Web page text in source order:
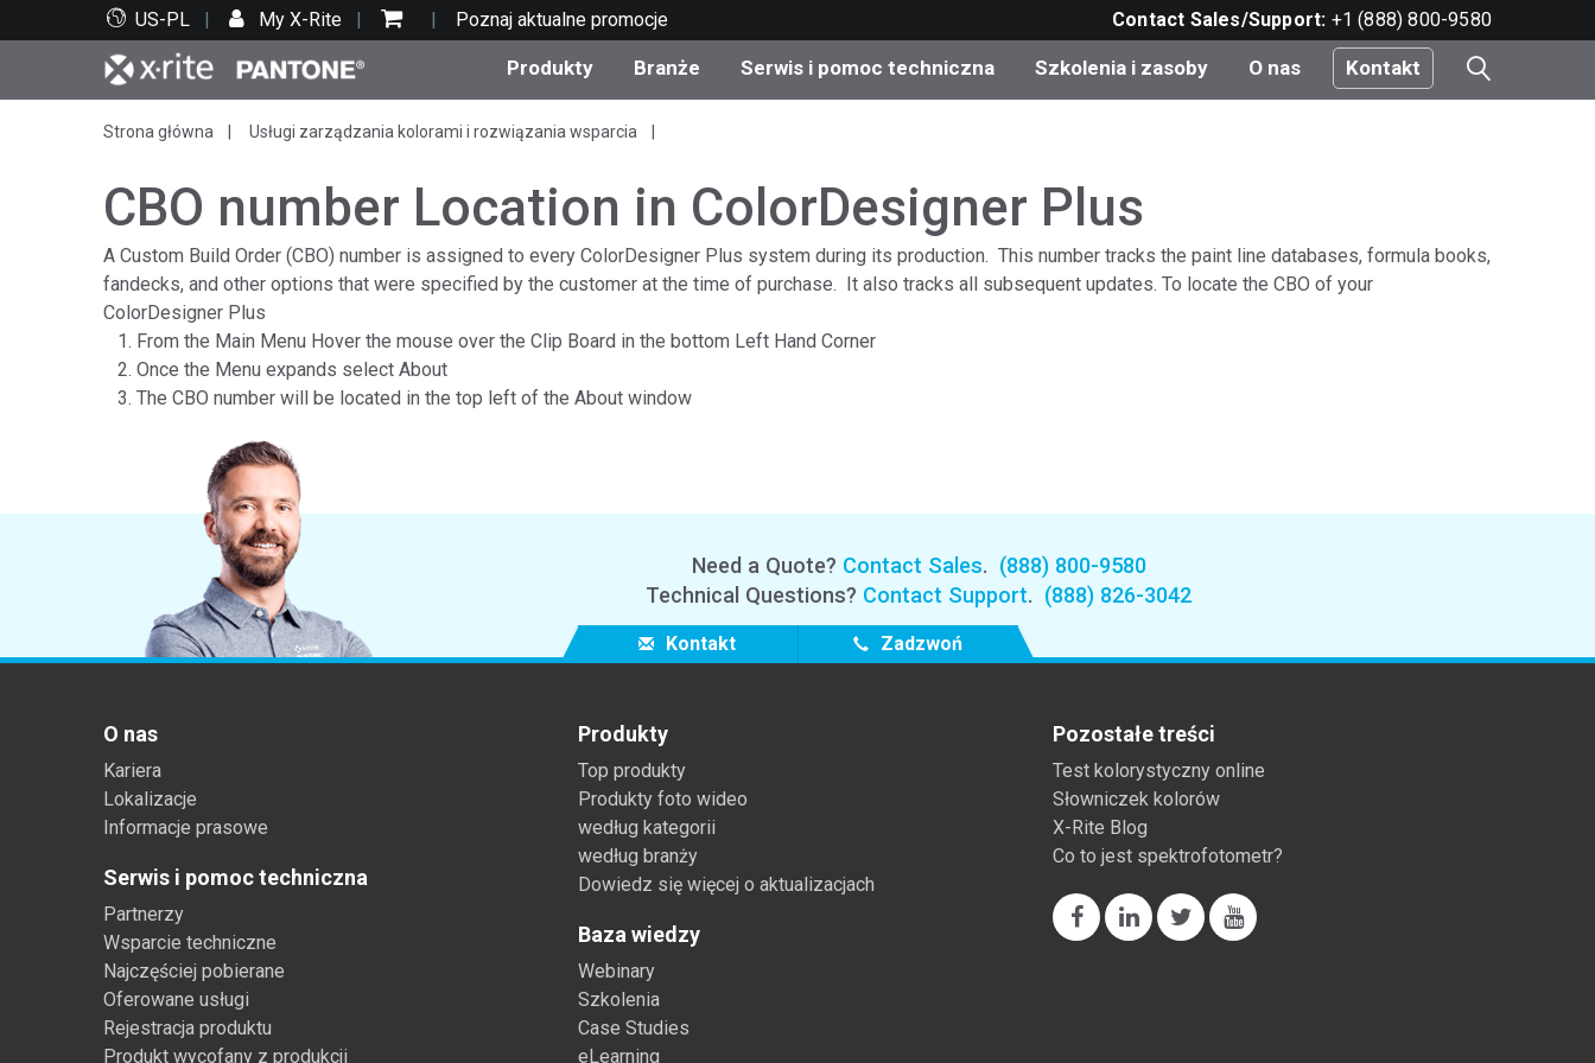
US-PL My X-Rite Poznaj aktualne promocje Contact Sales/Support: +1 (888) 800-9580
Produkty
Top produkty Kategorie produktów
aktualizacje
Aktualne promocje
Sklep internetowy
Branże
Druk i opakowania
Motoryzacja
Tworzywa sztuczne
Farby i powłoki
Tekstylia
Produkty konsumenckie
Branża papiernicza
Materiały budowlane
Dobra trwałe
Serwis i pomoc techniczna
Wsparcie techniczne Serwis i utrzymanie
Szkolenia i zasoby
Zasoby edukacyjne Szkolenie
Najpopularniejsze pliki do
O nas Kontakt
Strona główna Usługi zarządzania kolorami i rozwiązania wsparcia
CBO number Location in ColorDesigner Plus
A Custom Build Order (CBO) number is assigned to every ColorDesigner Plus system during its production. This number tracks the paint line databases, formula books,
fandecks, and other options that were specified by the customer at the time of purchase. It also tracks all subsequent updates. To locate the CBO of your
ColorDesigner Plus
From the Main Menu Hover the mouse over the Clip Board in the bottom Left Hand Corner
Once the Menu expands select About
The CBO number will be located in the top left of the About window
Need a Quote? Contact Sales. (888) 800-9580
Technical Questions? Contact Support. (888) 826-3042
Kontakt Zadzwoń
O nas
Kariera
Lokalizacje
Informacje prasowe
Serwis i pomoc techniczna
Partnerzy
Wsparcie techniczne
Najczęściej pobierane
Oferowane usługi
Rejestracja produktu
Produkt wycofany z produkcji
Produkty
Top produkty
Produkty foto wideo
według kategorii
według branży
Dowiedz się więcej o aktualizacjach
Baza wiedzy
Webinary
Szkolenia
Case Studies
eLearning
Pozostałe treści
Test kolorystyczny online
Słowniczek kolorów
X-Rite Blog
Co to jest spektrofotometr?